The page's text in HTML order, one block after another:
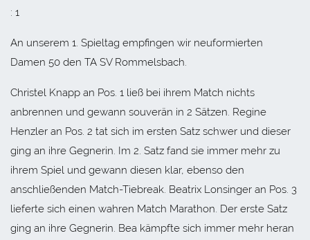
: 1
An unserem 1. Spieltag empfingen wir neuformierten
Damen 50 den TA SV Rommelsbach.
Christel Knapp an Pos. 1 ließ bei ihrem Match nichts
anbrennen und gewann souverän in 2 Sätzen. Regine
Henzler an Pos. 2 tat sich im ersten Satz schwer und dieser
ging an ihre Gegnerin. Im 2. Satz fand sie immer mehr zu
ihrem Spiel und gewann diesen klar, ebenso den
anschließenden Match-Tiebreak. Beatrix Lonsinger an Pos. 3
lieferte sich einen wahren Match Marathon. Der erste Satz
ging an ihre Gegnerin. Bea kämpfte sich immer mehr heran